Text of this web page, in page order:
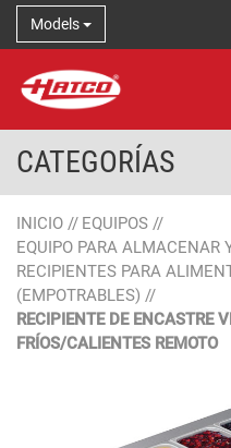
Models
CATEGORÍAS
INICIO // EQUIPOS //
EQUIPO PARA ALMACENAR
RECIPIENTES PARA
(EMPOTRABLES) //
RECIPIENTE DE ENCASTRE
FRÍOS/CALIENTES REMOTO